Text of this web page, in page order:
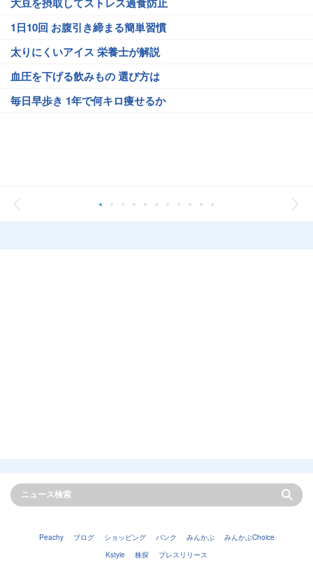
1日10回 お腹引き締まる簡単習慣
太りにくいアイス 栄養士が解説
血圧を下げる飲みもの 選び方は
毎日早歩き 1年で何キロ痩せるか
Peachy ブログ ショッピング バンク みんかぶ
みんかぶChoice
Kstyle
株探 プレスリリース